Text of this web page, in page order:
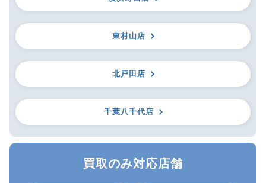
東村山店
北戸田店
千葉八千代店
買取のみ対応店舗